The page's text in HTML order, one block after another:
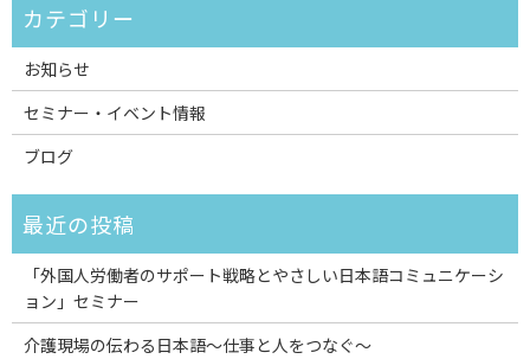
お知らせ
セミナー・イベント情報
ブログ
「外国人労働者のサポート戦略とやさしい日本語コミュニケーシ
ョン」セミナー
介護現場の伝わる日本語～仕事と人をつなぐ～